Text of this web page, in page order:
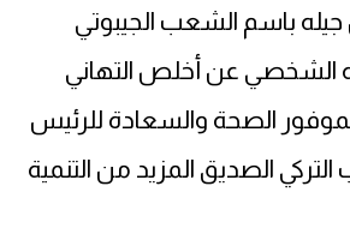
جيله باسم الشعب الجيبوتي
الشخصي عن أخلص التهاني
الصحة والسعادة للرئيس
الصديق المزيد من التنمية